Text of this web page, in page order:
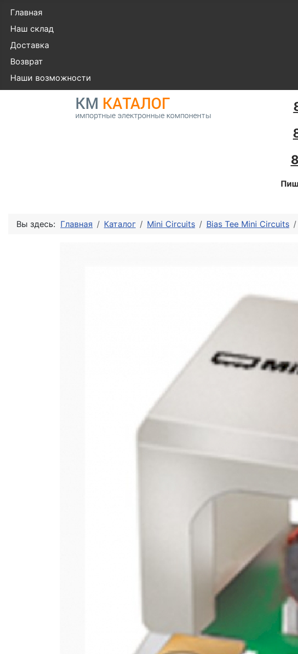
Главная
Наш склад
Доставка
Возврат
Наши возможности
Вы здесь: Главная Каталог Mini Circuits Bias Tee Mini Circuits